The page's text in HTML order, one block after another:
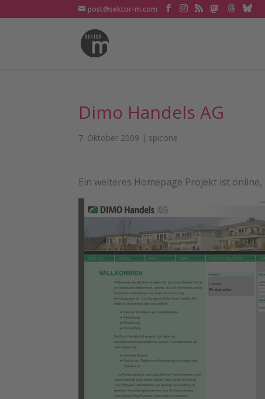
post@sektor-m.com
Dimo Handels AG
7. Oktober 2009 | spicone
Ein weiteres Homepage Projekt ist online,